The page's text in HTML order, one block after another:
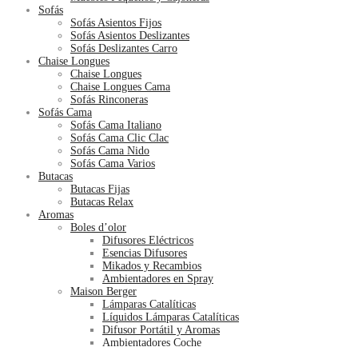
Sofás
Sofás Asientos Fijos
Sofás Asientos Deslizantes
Sofás Deslizantes Carro
Chaise Longues
Chaise Longues
Chaise Longues Cama
Sofás Rinconeras
Sofás Cama
Sofás Cama Italiano
Sofás Cama Clic Clac
Sofás Cama Nido
Sofás Cama Varios
Butacas
Butacas Fijas
Butacas Relax
Aromas
Boles d’olor
Difusores Eléctricos
Esencias Difusores
Mikados y Recambios
Ambientadores en Spray
Maison Berger
Lámparas Catalíticas
Líquidos Lámparas Catalíticas
Difusor Portátil y Aromas
Ambientadores Coche